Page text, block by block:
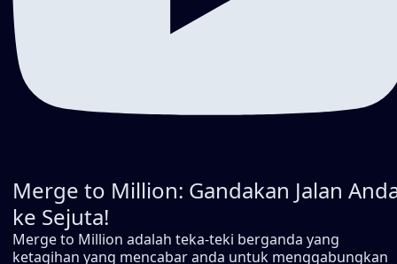
Merge to Million: Gandakan Jalan
ke Sejuta!
Merge to Million adalah teka-teki berganda yang
ketagihan yang mencabar anda untuk menggabungkan